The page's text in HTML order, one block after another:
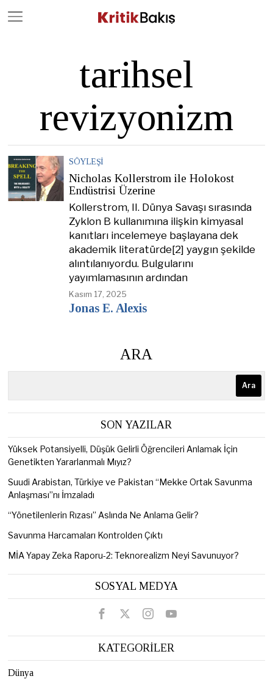
tarihsel
revizyonizm
SÖYLEŞI
Nicholas Kollerstrom ile Holokost
Endüstrisi Üzerine
Kollerstrom, II. Dünya Savaşı sırasında
Zyklon B kullanımına ilişkin kimyasal
kanıtları incelemeye başlayana dek
akademik literatürde[2] yaygın şekilde
alıntılanıyordu. Bulgularını
yayımlamasının ardından
Kasım 17, 2025
Jonas E. Alexis
ARA
Ara
SON YAZILAR
Yüksek Potansiyelli, Düşük Gelirli Öğrencileri Anlamak İçin
Genetikten Yararlanmalı Mıyız?
Suudi Arabistan, Türkiye ve Pakistan “Mekke Ortak Savunma
Anlaşması”nı İmzaladı
“Yönetilenlerin Rızası” Aslında Ne Anlama Gelir?
Savunma Harcamaları Kontrolden Çıktı
MİA Yapay Zeka Raporu-2: Teknorealizm Neyi Savunuyor?
SOSYAL MEDYA
KATEGORİLER
Dünya